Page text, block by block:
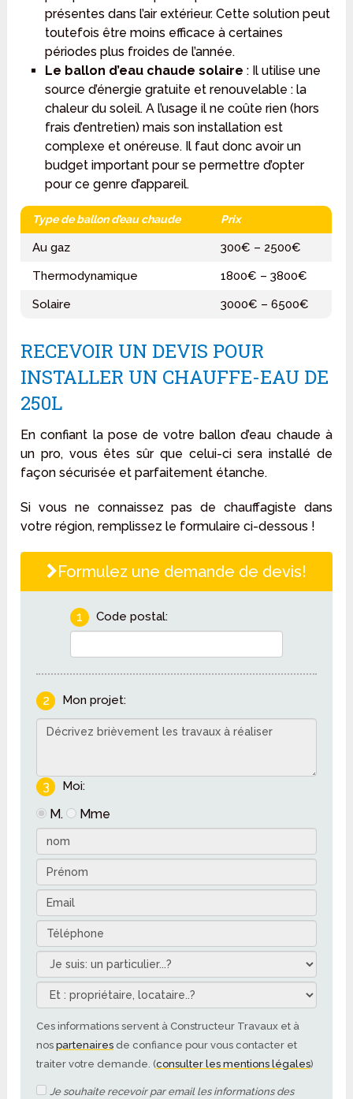
présentes dans l’air extérieur. Cette solution peut
toutefois être moins efficace à certaines
périodes plus froides de l’année.
Le ballon d’eau chaude solaire : Il utilise une
source d’énergie gratuite et renouvelable : la
chaleur du soleil. A l’usage il ne coûte rien (hors
frais d’entretien) mais son installation est
complexe et onéreuse. Il faut donc avoir un
budget important pour se permettre d’opter
pour ce genre d’appareil.
Type de ballon d’eau chaude Prix
Au gaz
300€ – 2500€
Thermodynamique
1800€ – 3800€
Solaire
3000€ – 6500€
RECEVOIR UN DEVIS POUR
INSTALLER UN CHAUFFE-EAU DE
250L
En confiant la pose de votre ballon d’eau chaude à
un pro, vous êtes sûr que celui-ci sera installé de
façon sécurisée et parfaitement étanche.
Si vous ne connaissez pas de chauffagiste dans
votre région, remplissez le formulaire ci-dessous !
Formulez une demande de devis!
1 Code postal:
2 Mon projet:
3 Moi:
M. Mme
Ces informations servent à Constructeur Travaux et à
nospartenaires de confiance pour vous contacter et
traiter votre demande. (consulter les mentions légales)
Je souhaite recevoir par email les informations des